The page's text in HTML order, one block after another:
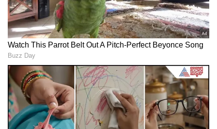
ಪೊಲೀಸರಿಗೇ ಚಾಲೆಂಜ್ ಹಾಕಿದ
ಭೂಪ​: 25 ಬಾಂಗ್ಲಾದವರ
ಕಳಿಸಿದ್ದೇನೆ, ಪತ್ತೆ ಹಚ್ಚಿ ಎಂದು
ವಿಡಿಯೋ- ಬಳಿಕ ಏನಾಯ್ತು
ಕೂದಲು, ನಿಂಬೆ, ಮೇಕೆ ತಲೆ,
ಬಳಿ ವಾಮಾಚಾರಕ್ಕೆ ಬೆಚ್ಚಿಬಿದ್ದ
ಸ್ಥಳೀಯರು